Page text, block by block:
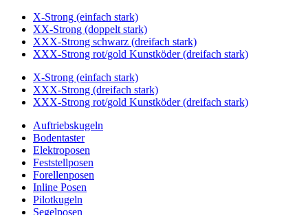
X-Strong (einfach stark)
XX-Strong (doppelt stark)
XXX-Strong schwarz (dreifach stark)
XXX-Strong rot/gold Kunstköder (dreifach stark)
X-Strong (einfach stark)
XXX-Strong (dreifach stark)
XXX-Strong rot/gold Kunstköder (dreifach stark)
Auftriebskugeln
Bodentaster
Elektroposen
Feststellposen
Forellenposen
Inline Posen
Pilotkugeln
Segelposen